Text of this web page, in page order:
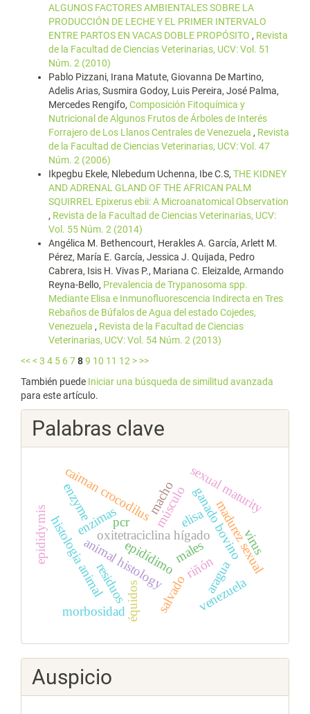
ALGUNOS FACTORES AMBIENTALES SOBRE LA
PRODUCCIÓN DE LECHE Y EL PRIMER INTERVALO
ENTRE PARTOS EN VACAS DOBLE PROPÓSITO , Revista
de la Facultad de Ciencias Veterinarias, UCV: Vol. 51
Núm. 2 (2010)
Pablo Pizzani, Irana Matute, Giovanna De Martino,
Adelis Arias, Susmira Godoy, Luis Pereira, José Palma,
Mercedes Rengifo, Composición Fitoquímica y
Nutricional de Algunos Frutos de Árboles de Interés
Forrajero de Los Llanos Centrales de Venezuela , Revista
de la Facultad de Ciencias Veterinarias, UCV: Vol. 47
Núm. 2 (2006)
Ikpegbu Ekele, Nlebedum Uchenna, Ibe C.S, THE KIDNEY
AND ADRENAL GLAND OF THE AFRICAN PALM
SQUIRREL Epixerus ebii: A Microanatomical Observation
, Revista de la Facultad de Ciencias Veterinarias, UCV:
Vol. 55 Núm. 2 (2014)
Angélica M. Bethencourt, Herakles A. García, Arlett M.
Pérez, María E. García, Jessica J. Quijada, Pedro
Cabrera, Isis H. Vivas P., Mariana C. Eleizalde, Armando
Reyna-Bello, Prevalencia de Trypanosoma spp.
Mediante Elisa e Inmunofluorescencia Indirecta en Tres
Rebaños de Búfalos de Agua del estado Cojedes,
Venezuela , Revista de la Facultad de Ciencias
Veterinarias, UCV: Vol. 54 Núm. 2 (2013)
<< < 3 4 5 6789 10 11 12 > >>
También puede Iniciar una búsqueda de similitud avanzada
para este artículo.
Palabras clave
ganado bovino
oxitetraciclina hígado
músculo
riñón
residuos
histologia animal
caiman crocodilus
epidídimo
macho madurez sexual
animal histology
epididymis males
sexual maturity
enzimas
salvado aragua
enzyme elisa
morbosidad venezuela
virus
équidos
pcr
Auspicio